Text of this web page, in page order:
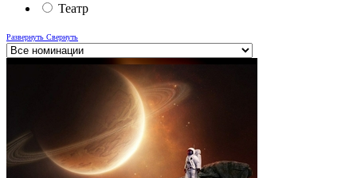
Театр
Развернуть Свернуть